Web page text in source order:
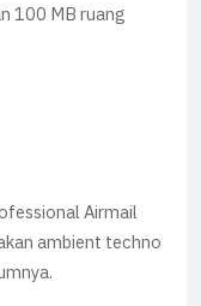
100 MB ruang
Airmail
ambient techno